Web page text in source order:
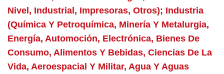
Nivel, Industrial, Impresoras, Otros); Industria
(química Y Petroquímica, Minería Y Metalurgia,
Energía, Automoción, Electrónica, Bienes De
Consumo, Alimentos Y Bebidas, Ciencias De La
Vida, Aeroespacial Y Militar, Agua Y Aguas